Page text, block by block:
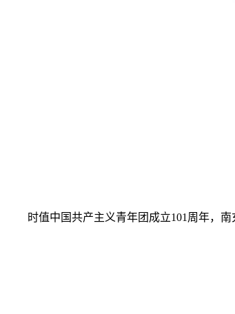
时值中国共产主义青年团成立101周年，